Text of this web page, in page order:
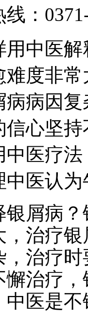
：
用中医
度非
病病因
心坚
医疗
中医认
屑病
，治疗
治疗
治疗
医是